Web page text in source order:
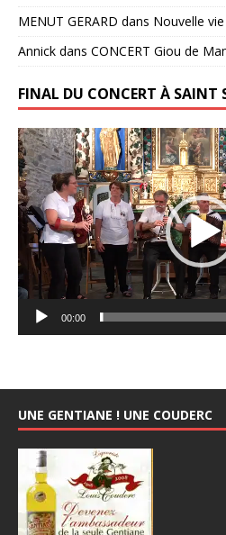
MENUT GERARD dans Nouvelle
Annick dans CONCERT Giou de
FINAL DU CONCERT À SAINT
Lecteur
vidéo
00:00
UNE GENTIANE ! UNE COUDERC